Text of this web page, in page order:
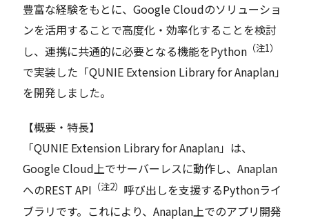
豊富な経験をもとに、Google Cloudのソリューショ
ンを活用することで高度化・効率化することを検討
し、連携に共通的に必要となる機能をPython （注1）
で実装した「QUNIE Extension Library for Anaplan」
を開発しました。
【概要・特長】
「QUNIE Extension Library for Anaplan」は、
Google Cloud上でサーバーレスに動作し、Anaplan
へのREST API （注2） 呼び出しを支援するPythonライ
ブラリです。これにより、Anaplan上でのアプリ開発